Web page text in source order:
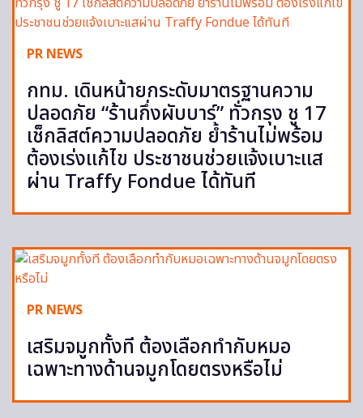
PR NEWS
กทม. เดินหน้ายกระดับมาตรฐานความ
ปลอดภัย “ร้านกึ่งผับบาร์” ทั่วกรุง ชู 17
เช็กลิสต์ความปลอดภัย ย้ำร้านไม่พร้อม
ต้องเร่งแก้ไข ประชาชนช่วยแจ้งเบาะแส
ผ่าน Traffy Fondue ได้ทันที
PR NEWS
เสริมจมูกทั้งที ต้องเลือกทำกับหมอ
เฉพาะทางด้านจมูกโดยตรงหรือไม่